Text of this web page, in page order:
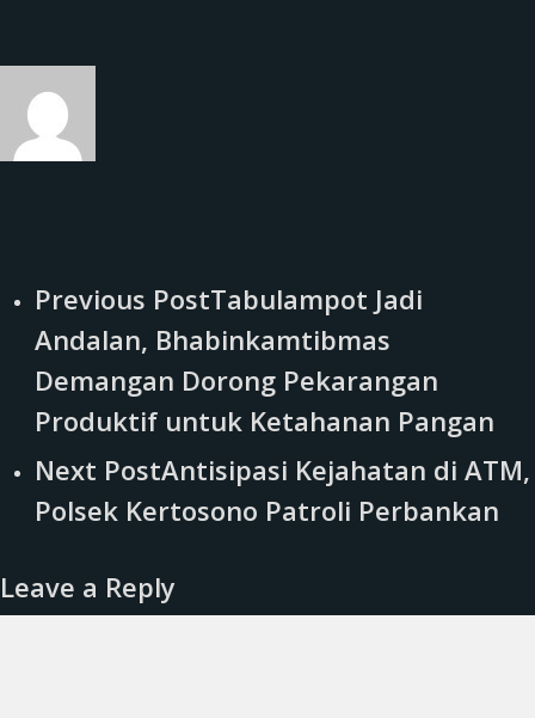
Previous PostTabulampot Jadi
Andalan, Bhabinkamtibmas
Demangan Dorong Pekarangan
Produktif untuk Ketahanan Pangan
Next PostAntisipasi Kejahatan di ATM,
Polsek Kertosono Patroli Perbankan
Leave a Reply